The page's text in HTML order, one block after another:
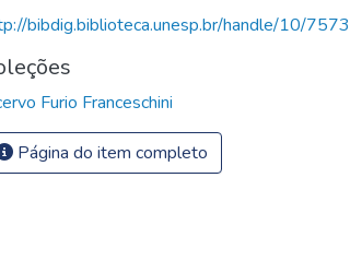
bibdig.biblioteca.unesp.br/handle/10/7573
Furio Franceschini
Página do item completo